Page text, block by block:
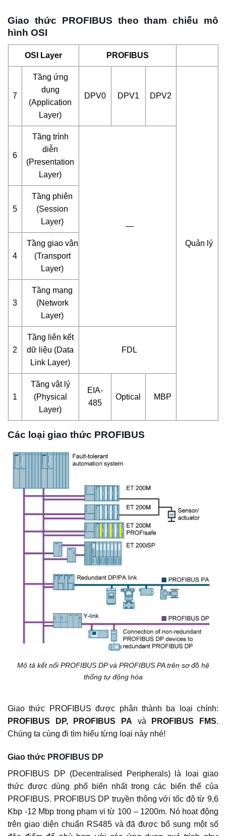
Giao thức PROFIBUS theo tham chiếu mô
hình OSI
OSI Layer PROFIBUS
7
Tầng ứng
dụng
(Application
Layer)
DPV0 DPV1 DPV2
Quản lý
6
Tầng trình
diễn
(Presentation
Layer)
—
5
Tầng phiên
(Session
Layer)
4
Tầng giao vận
(Transport
Layer)
3
Tầng mạng
(Network
Layer)
2
Tầng liên kết
dữ liệu (Data
Link Layer)
FDL
1
Tầng vật lý
(Physical
Layer)
EIA-
485
Optical MBP
Các loại giao thức PROFIBUS
Mô tả kết nối PROFIBUS DP và PROFIBUS PA trên sơ đồ hệ
thống tự động hóa
Giao thức PROFIBUS được phân thành ba loại chính:
PROFIBUS DP, PROFIBUS PA và PROFIBUS FMS.
Chúng ta cùng đi tìm hiểu từng loại này nhé!
Giao thức PROFIBUS DP
PROFIBUS DP (Decentralised Peripherals) là loại giao
thức được dùng phổ biến nhất trong các biến thể của
PROFIBUS. PROFIBUS DP truyền thông với tốc độ từ 9,6
Kbp -12 Mbp trong phạm vi từ 100 – 1200m. Nó hoạt động
trên giao diện chuẩn RS485 và đã được bổ sung một số